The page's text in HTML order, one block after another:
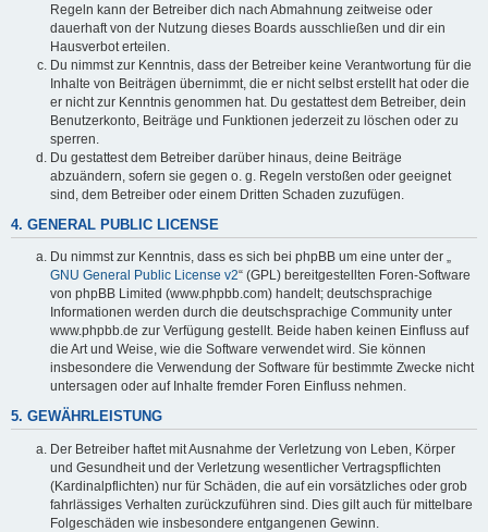
Regeln kann der Betreiber dich nach Abmahnung zeitweise oder
dauerhaft von der Nutzung dieses Boards ausschließen und dir ein
Hausverbot erteilen.
Du nimmst zur Kenntnis, dass der Betreiber keine Verantwortung für die
Inhalte von Beiträgen übernimmt, die er nicht selbst erstellt hat oder die
er nicht zur Kenntnis genommen hat. Du gestattest dem Betreiber, dein
Benutzerkonto, Beiträge und Funktionen jederzeit zu löschen oder zu
sperren.
Du gestattest dem Betreiber darüber hinaus, deine Beiträge
abzuändern, sofern sie gegen o. g. Regeln verstoßen oder geeignet
sind, dem Betreiber oder einem Dritten Schaden zuzufügen.
4. GENERAL PUBLIC LICENSE
Du nimmst zur Kenntnis, dass es sich bei phpBB um eine unter der „
GNU General Public License v2“ (GPL) bereitgestellten Foren-Software
von phpBB Limited (www.phpbb.com) handelt; deutschsprachige
Informationen werden durch die deutschsprachige Community unter
www.phpbb.de zur Verfügung gestellt. Beide haben keinen Einfluss auf
die Art und Weise, wie die Software verwendet wird. Sie können
insbesondere die Verwendung der Software für bestimmte Zwecke nicht
untersagen oder auf Inhalte fremder Foren Einfluss nehmen.
5. GEWÄHRLEISTUNG
Der Betreiber haftet mit Ausnahme der Verletzung von Leben, Körper
und Gesundheit und der Verletzung wesentlicher Vertragspflichten
(Kardinalpflichten) nur für Schäden, die auf ein vorsätzliches oder grob
fahrlässiges Verhalten zurückzuführen sind. Dies gilt auch für mittelbare
Folgeschäden wie insbesondere entgangenen Gewinn.